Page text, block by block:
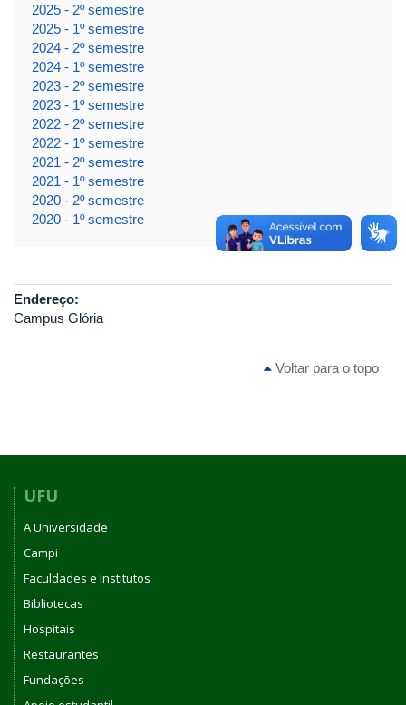
2025 - 2º semestre
2025 - 1º semestre
2024 - 2º semestre
2024 - 1º semestre
2023 - 2º semestre
2023 - 1º semestre
2022 - 2º semestre
2022 - 1º semestre
2021 - 2º semestre
2021 - 1º semestre
2020 - 2º semestre
2020 - 1º semestre
Endereço:
Campus Glória
Voltar para o topo
UFU
A Universidade
Campi
Faculdades e Institutos
Bibliotecas
Hospitais
Restaurantes
Fundações